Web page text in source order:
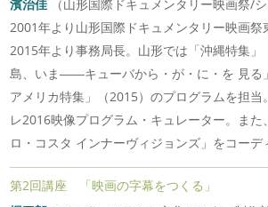
濱治佳 （山形国際ドキュメンタリー映画祭/シ
2001年より山形国際ドキュメンタリー映画祭
2015年より事務局長。山形では「沖縄特集」
島、いま――キューバから・が・に・を 見る
アメリカ特集」（2015）のプログラムを担当
レ2016映像プログラム・キュレーター。また
ロ・コスタ インナーヴィジョンズ」をコーデ
第2回講座 「映画の字幕をつくる」